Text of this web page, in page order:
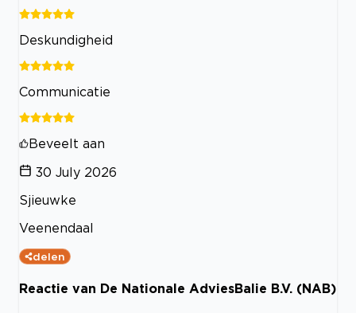
Deskundigheid
Communicatie
Beveelt aan
30 July 2026
Sjieuwke
Veenendaal
delen
Reactie van De Nationale AdviesBalie B.V. (NAB)